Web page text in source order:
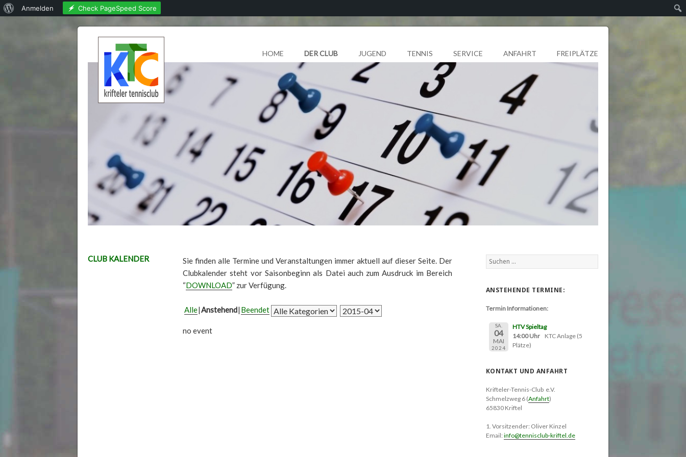
HOME DER CLUB JUGEND TENNIS SERVICE ANFAHRT FREIPLÄTZE
CLUB KALENDER
Suchen
nach:
ANSTEHENDE TERMINE:
Termin Informationen:
SA.
04
MAI
2024
HTV Spieltag
14:00 Uhr
KTC Anlage (5
Plätze)
KONTAKT UND ANFAHRT
Krifteler-Tennis-Club e.V.
Schmelzweg 6 (Anfahrt)
65830 Kriftel
1. Vorsitzender: Oliver Kinzel
Email: info@tennisclub-kriftel.de
Sie finden alle Termine und Veranstaltungen immer aktuell auf dieser Seite. Der
Clubkalender steht vor Saisonbeginn als Datei auch zum Ausdruck im Bereich
“DOWNLOAD” zur Verfügung.
Alle Anstehend Beendet
no event
Über
Anmelden Check PageSpeed Score